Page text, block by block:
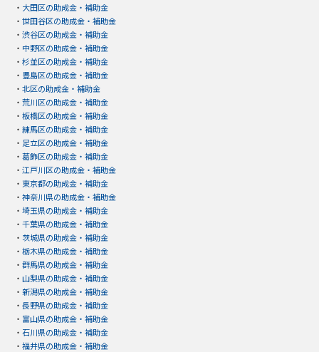
・ 大田区の助成金・補助金
・ 世田谷区の助成金・補助金
・ 渋谷区の助成金・補助金
・ 中野区の助成金・補助金
・ 杉並区の助成金・補助金
・ 豊島区の助成金・補助金
・ 北区の助成金・補助金
・ 荒川区の助成金・補助金
・ 板橋区の助成金・補助金
・ 練馬区の助成金・補助金
・ 足立区の助成金・補助金
・ 葛飾区の助成金・補助金
・ 江戸川区の助成金・補助金
・ 東京都の助成金・補助金
・ 神奈川県の助成金・補助金
・ 埼玉県の助成金・補助金
・ 千葉県の助成金・補助金
・ 茨城県の助成金・補助金
・ 栃木県の助成金・補助金
・ 群馬県の助成金・補助金
・ 山梨県の助成金・補助金
・ 新潟県の助成金・補助金
・ 長野県の助成金・補助金
・ 富山県の助成金・補助金
・ 石川県の助成金・補助金
・ 福井県の助成金・補助金